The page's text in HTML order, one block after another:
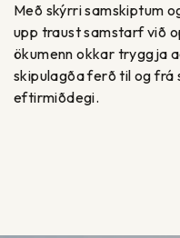
Með skýrri samskiptum
upp traust samstarf við
ökumenn okkar tryggja
skipulagða ferð til og frá
eftirmiðdegi.